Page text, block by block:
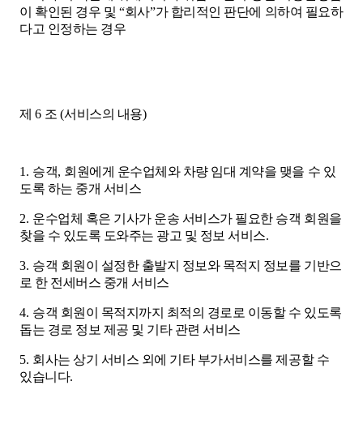
이 확인된 경우 및 “회사”가 합리적인 판단에 의하여 필요하
다고 인정하는 경우
제6 조(서비스의 내용)
1. 승객, 회원에게 운수업체와 차량 임대 계약을 맺을 수 있
도록 하는 중개 서비스
2. 운수업체 혹은 기사가 운송 서비스가 필요한 승객 회원을
찾을 수 있도록 도와주는 광고 및 정보 서비스.
3. 승객 회원이 설정한 출발지 정보와 목적지 정보를 기반으
로 한 전세버스 중개 서비스
4. 승객 회원이 목적지까지 최적의 경로로 이동할 수 있도록
돕는 경로 정보 제공 및 기타 관련 서비스
5. 회사는 상기 서비스 외에 기타 부가서비스를 제공할 수
있습니다.